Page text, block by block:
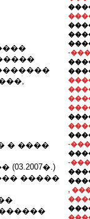
� ����
�����
-
-
-
,